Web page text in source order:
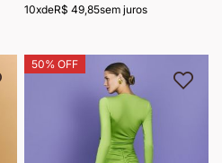
10xdeR$ 49,85sem juros
Adicionar à lista de desejos
50% OFF